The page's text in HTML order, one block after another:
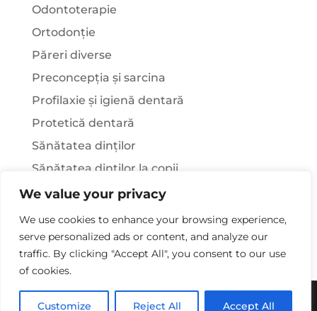
We value your privacy
We use cookies to enhance your browsing experience,
serve personalized ads or content, and analyze our
traffic. By clicking "Accept All", you consent to our use
of cookies.
Customize Reject All Accept All
Odontoterapie
Ortodonție
Păreri diverse
Preconcepția și sarcina
Profilaxie și igienă dentară
Protetică dentară
Sănătatea dinților
Sănătatea dinților la copii
Știați că…?
Tratamentul stomatologic la pacienții cu
afecțiuni sistemice
Copywriting© 2025 - Clinica Stomatologica Dr.